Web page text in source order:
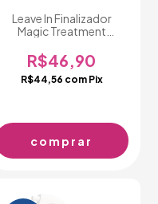
Leave In Finalizador
Magic Treatment
R$46,90
R$44,56 com Pix